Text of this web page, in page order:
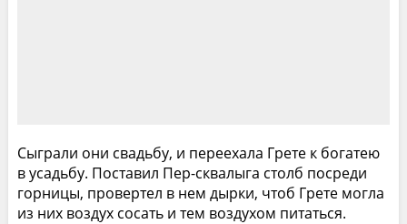
Сыграли они свадьбу, и переехала Грете к богатею
в усадьбу. Поставил Пер-сквалыга столб посреди
горницы, провертел в нем дырки, чтоб Грете могла
из них воздух сосать и тем воздухом питаться.